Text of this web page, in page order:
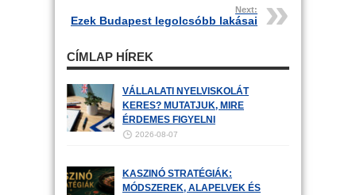
Next:
Ezek Budapest legolcsóbb lakásai
CÍMLAP HÍREK
VÁLLALATI NYELVISKOLÁT
KERES? MUTATJUK, MIRE
ÉRDEMES FIGYELNI
2026-08-07
KASZINÓ STRATÉGIÁK:
MÓDSZEREK, ALAPELVEK ÉS